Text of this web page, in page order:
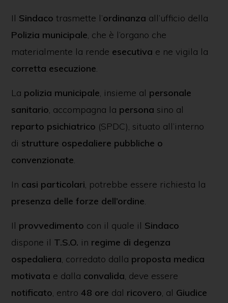
Il Sindaco trasmette l’ordinanza all’ufficio della
Polizia municipale, che è l’organo che
materialmente la rende esecutiva e ne vigila la
corretta esecuzione.
La polizia municipale, insieme al personale
sanitario, accompagna la persona sino al
reparto psichiatrico (SPDC), situato all’interno
di strutture ospedaliere pubbliche o
convenzionate.
In casi particolari, potrebbe essere richiesta la
presenza delle forze dell’ordine.
Il provvedimento con il quale il Sindaco
dispone il T.S.O. in regime di degenza
ospedaliera, corredato dalla proposta medica
motivata e dalla convalida, deve essere
notificato, entro 48 ore dal ricovero, al Giudice